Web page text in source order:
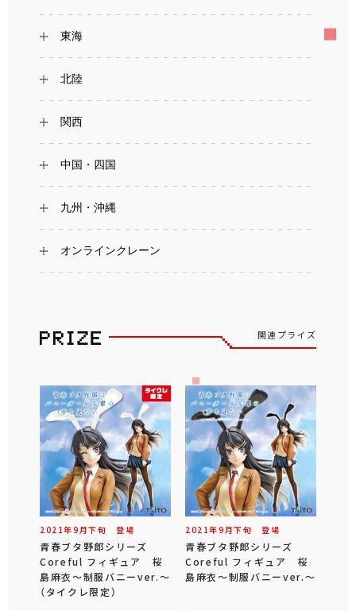
東海
北陸
関西
中国・四国
九州・沖縄
オンラインクレーン
関連プライズ
2021年9 月下旬 登場
青春ブタ野郎シリーズ
Coreful フィギュア 桜
島麻衣～制服バニーver.～
（タイクレ限定）
2021年9 月下旬 登場
青春ブタ野郎シリーズ
Coreful フィギュア 桜
島麻衣～制服バニーver.～